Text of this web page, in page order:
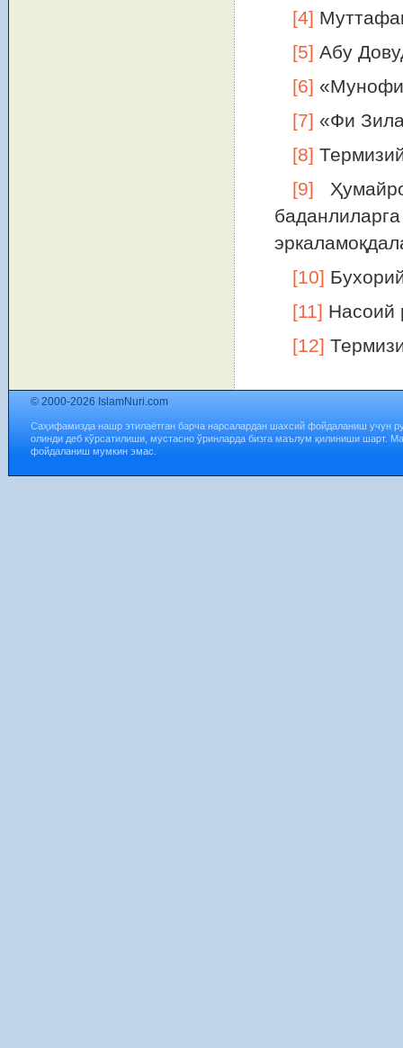
[4]
[5] Абу
[6]
[7] «Фи
[8]
[9]
эркаламоқ
[10]
[11] Насоий
[12]
© 2000-2026 IslamNuri.com
Саҳифамизда нашр этилаётган барча нарсалардан шахсий фойдаланиш учун
олинди деб кўрсатилиши, мустасно ўринларда бизга маълум қилиниши шарт.
фойдаланиш мумкин эмас.